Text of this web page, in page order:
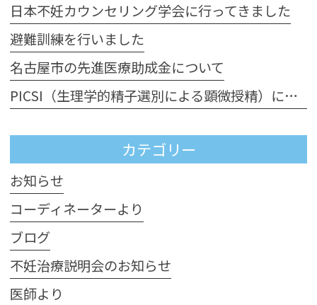
日本不妊カウンセリング学会に行ってきました
避難訓練を行いました
名古屋市の先進医療助成金について
PICSI（生理学的精子選別による顕微授精）について
カテゴリー
お知らせ
コーディネーターより
ブログ
不妊治療説明会のお知らせ
医師より